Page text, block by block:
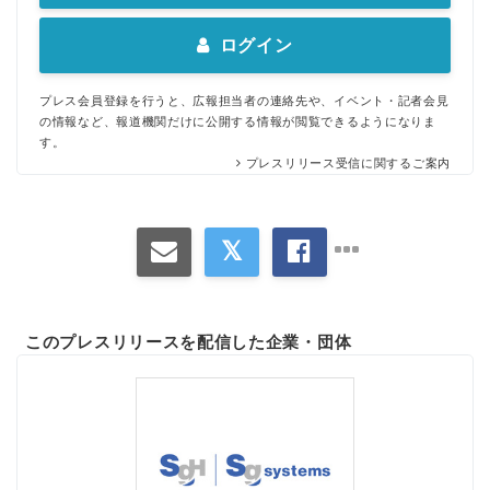
ログイン
プレス会員登録を行うと、広報担当者の連絡先や、イベント・記者会見
の情報など、報道機関だけに公開する情報が閲覧できるようになりま
す。
プレスリリース受信に関するご案内
このプレスリリースを配信した企業・団体